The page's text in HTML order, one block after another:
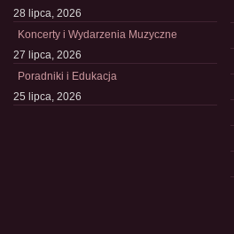
28 lipca, 2026
Koncerty i Wydarzenia Muzyczne
27 lipca, 2026
Poradniki i Edukacja
25 lipca, 2026